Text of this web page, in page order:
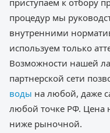
приступаем к отбору
процедур мы
внутренними
используем только
Возможности нашей
партнерской сети
воды на любой, даже
любой точке РФ. Цена
ниже рыночной.